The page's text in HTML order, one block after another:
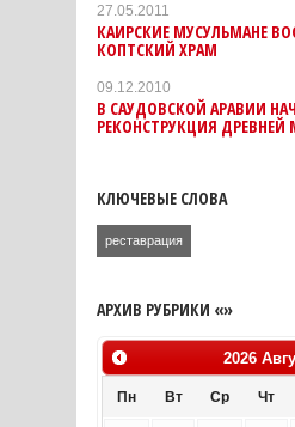
27.05.2011
КАИРСКИЕ МУСУЛЬМАНЕ
КОПТСКИЙ ХРАМ
09.12.2010
В САУДОВСКОЙ АРАВИИ
РЕКОНСТРУКЦИЯ ДРЕВНЕЙ
КЛЮЧЕВЫЕ СЛОВА
реставрация
АРХИВ РУБРИКИ «»
2026
Пн Вт Ср Чт